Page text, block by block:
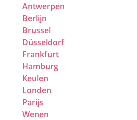
Antwerpen
Berlijn
Brussel
Düsseldorf
Frankfurt
Hamburg
Keulen
Londen
Parijs
Wenen